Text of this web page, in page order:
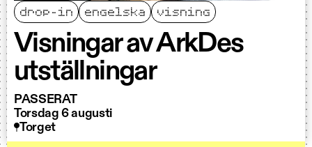
drop-in engelska visning
Visningar av ArkDes
utställningar
PASSERAT
Torsdag 6 augusti
Torget